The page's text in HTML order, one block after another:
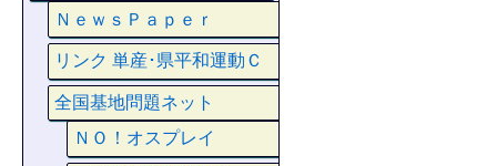
ＮｅｗｓＰａｐｅｒ
リンク 単産･県平和運動Ｃ
全国基地問題ネット
ＮＯ！オスプレイ